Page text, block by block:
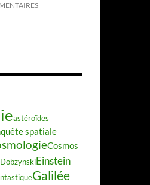
astéroïdes
spatiale
Cosmos
DobzynskiEinstein
Galilée